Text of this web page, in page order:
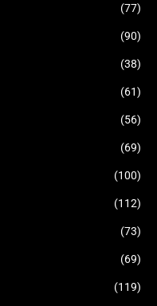
(77)
(90)
(38)
(61)
(56)
(69)
(100)
(112)
(73)
(69)
(119)